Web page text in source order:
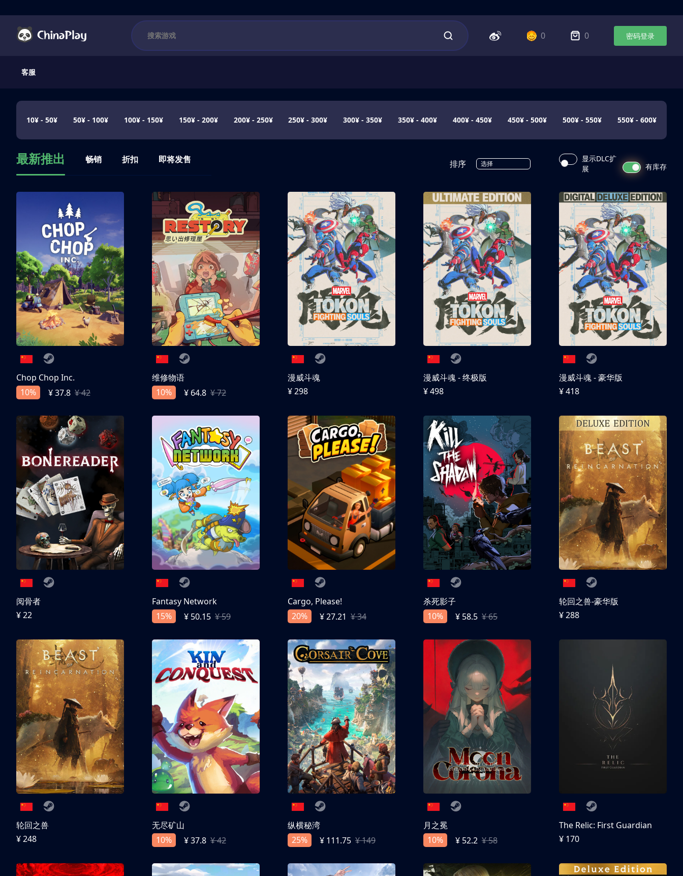
0 0 密码登录
客服
10¥ - 50¥ 50¥ - 100¥ 100¥ - 150¥ 150¥ - 200¥ 200¥ - 250¥ 250¥ - 300¥ 300¥ - 350¥ 350¥ - 400¥ 400¥ - 450¥ 450¥ - 500¥ 500¥ - 550¥ 550¥ - 600¥
最新推出 畅销 折扣 即将发售 排序 选择
显示DLC扩
展
有库存
Chop Chop Inc.
10%
¥ 37.8 ¥ 42
维修物语
10%
¥ 64.8 ¥ 72
漫威斗魂
¥ 298
漫威斗魂 - 终极版
¥ 498
漫威斗魂 - 豪华版
¥ 418
阅骨者
¥ 22
Fantasy Network
15%
¥ 50.15 ¥ 59
Cargo, Please!
20%
¥ 27.21 ¥ 34
杀死影子
10%
¥ 58.5 ¥ 65
轮回之兽-豪华版
¥ 288
轮回之兽
¥ 248
无尽矿山
10%
¥ 37.8 ¥ 42
纵横秘湾
25%
¥ 111.75 ¥ 149
月之冕
10%
¥ 52.2 ¥ 58
The Relic: First Guardian
¥ 170